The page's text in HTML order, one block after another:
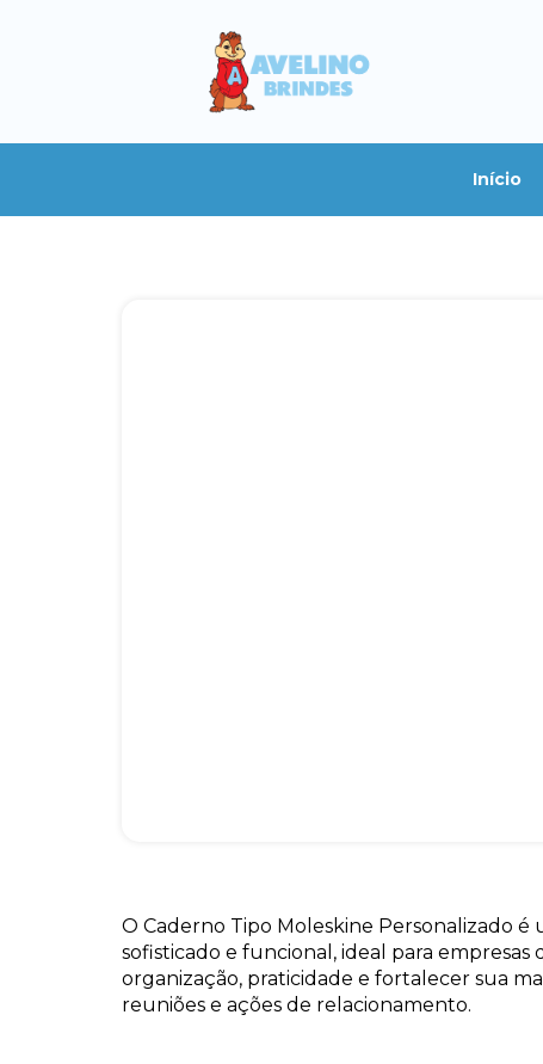
Início
O Caderno Tipo Moleskine Personalizado
sofisticado e funcional, ideal para
organização, praticidade e fortalecer sua
reuniões e ações de relacionamento.